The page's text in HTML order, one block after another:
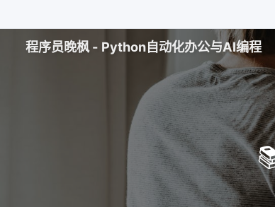
程序员晚枫 - Python自动化办公与AI编程